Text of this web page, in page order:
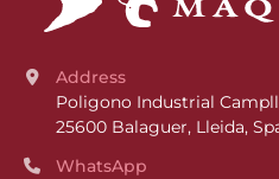
Address
Poligono Industrial
25600 Balaguer, Lleida,
WhatsApp